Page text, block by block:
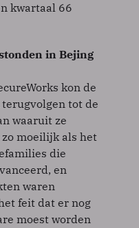
kwartaal 66
in Bejing
kon de
terugvolgen tot de
waaruit ze
moeilijk als het
die
en
waren
feit dat er nog
moest worden